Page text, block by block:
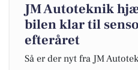
JM Autoteknik
bilen klar til
efteråret
Så er der nyt fra JM